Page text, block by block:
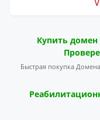
Купить домен
Быстрая покупка